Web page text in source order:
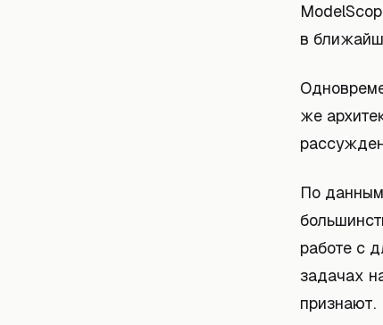
в
же
По
работе с
задачах
признают.